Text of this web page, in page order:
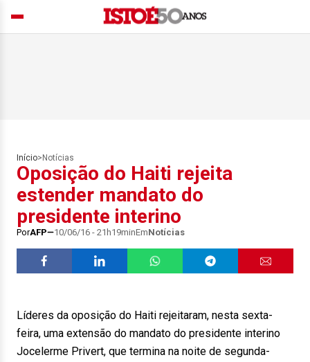
Início> Notícias
Oposição do Haiti rejeita
estender mandato do
presidente interino
PorAFP 10/06/16 - 21h19minEmNotícias
Líderes da oposição do Haiti rejeitaram, nesta sexta-
feira, uma extensão do mandato do presidente interino
Jocelerme Privert, que termina na noite de segunda-